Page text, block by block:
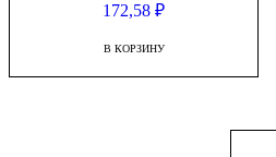
172,58₽
В КОРЗИНУ